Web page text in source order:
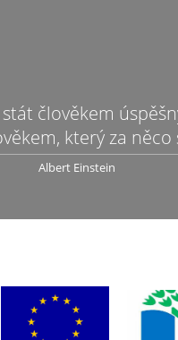
člověkem
který za něco
Albert Einstein